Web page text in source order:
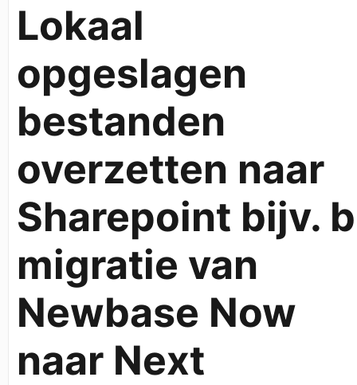
Lokaal
opgeslagen
bestanden
overzetten naar
Sharepoint bijv.
migratie van
Newbase Now
naar Next